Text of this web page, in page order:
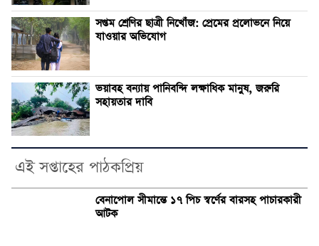
সপ্তম শ্রেণির ছাত্রী নিখোঁজ: প্রেমের প্রলোভনে নিয়ে
যাওয়ার অভিযোগ
ভয়াবহ বন্যায় পানিবন্দি লক্ষাধিক মানুষ, জরুরি
সহায়তার দাবি
এই সপ্তাহের পাঠকপ্রিয়
বেনাপোল সীমান্তে ১৭ পিচ স্বর্ণের বারসহ পাচারকারী
আটক